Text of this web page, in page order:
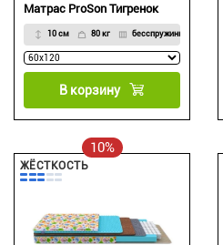
Матрас ProSon Тигренок
10 см 80 кг бесспружинный
В корзину
10%
ЖЁСТКОСТЬ